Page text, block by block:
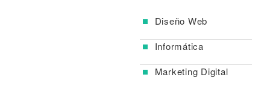
Diseño Web
Informática
Marketing Digital